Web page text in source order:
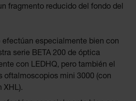
fragmento reducido del fondo del
efectúan especialmente bien con
serie BETA 200 de óptica
con LEDHQ, pero también el
oftalmoscopios mini 3000 (con
XHL).